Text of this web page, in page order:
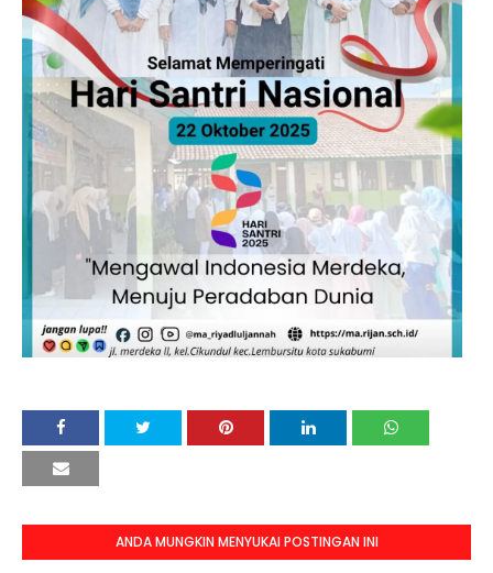
ANDA MUNGKIN MENYUKAI POSTINGAN INI